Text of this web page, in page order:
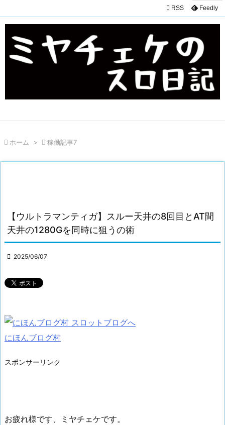
 RSS Feedly
 ホーム >  稼働記事7
【ウルトラマンティガ】スルー天井の8回目とAT間
天井の1280Gを同時に狙うの術
 2025/06/07
にほんブログ村
スポンサーリンク
お疲れ様です、ミヤチェケです。